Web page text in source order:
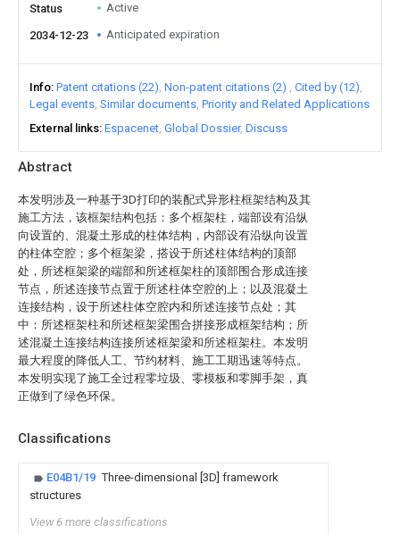
Abstract
本发明涉及一种基于3D打印的装配式异形柱框架结构及其
施工方法，该框架结构包括：多个框架柱，端部设有沿纵
向设置的、混凝土形成的柱体结构，内部设有沿纵向设置
的柱体空腔；多个框架梁，搭设于所述柱体结构的顶部
处，所述框架梁的端部和所述框架柱的顶部围合形成连接
节点，所述连接节点置于所述柱体空腔的上；以及混凝土
连接结构，设于所述柱体空腔内和所述连接节点处；其
中：所述框架柱和所述框架梁围合拼接形成框架结构；所
述混凝土连接结构连接所述框架梁和所述框架柱。本发明
最大程度的降低人工、节约材料、施工工期迅速等特点。
本发明实现了施工全过程零垃圾、零模板和零脚手架，真
正做到了绿色环保。
Classifications
E04B1/19 Three-dimensional [3D] framework
structures
View 6 more classifications
Status Active
2034-12-23 Anticipated expiration
Info Patent citations (22) Non-patent citations (2)
Cited by (12)
Legal events Similar documents Priority and Related Applications
External links Espacenet Global Dossier Discuss